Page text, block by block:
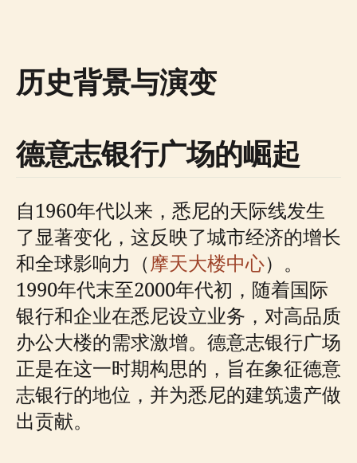
历史背景与演变
德意志银行广场的崛起
自1960年代以来，悉尼的天际线发生
了显著变化，这反映了城市经济的增长
和全球影响力（摩天大楼中心）。
1990年代末至2000年代初，随着国际
银行和企业在悉尼设立业务，对高品质
办公大楼的需求激增。德意志银行广场
正是在这一时期构思的，旨在象征德意
志银行的地位，并为悉尼的建筑遗产做
出贡献。